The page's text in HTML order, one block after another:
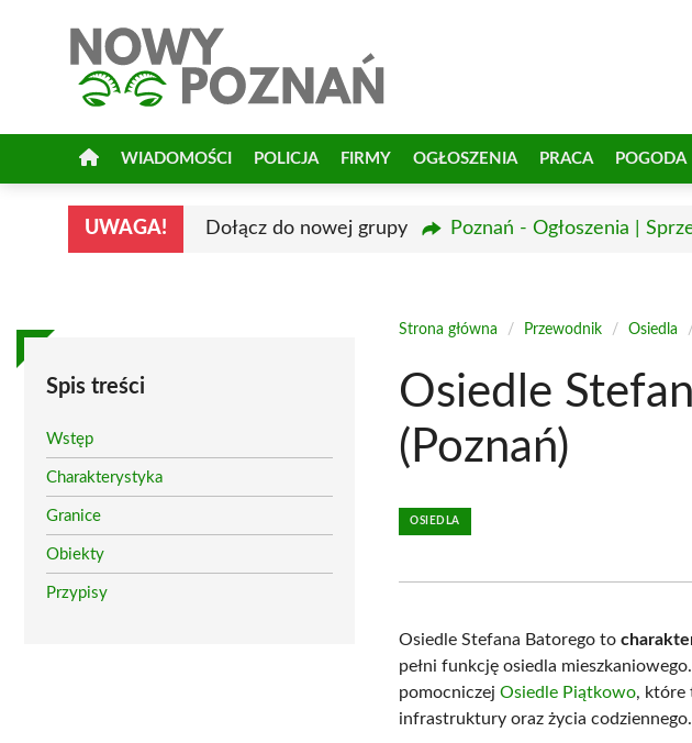
WIADOMOŚCI POLICJA FIRMY OGŁOSZENIA PRACA POGODA
UWAGA! Dołącz do nowej grupy Poznań - Ogłoszenia |
Spis treści
Wstęp
Charakterystyka
Granice
Obiekty
Przypisy
Strona główna / Przewodnik / Osiedla /
Osiedle
(Poznań)
OSIEDLA
Osiedle Stefana Batorego to
pełni funkcję osiedla
pomocniczejOsiedle Piątkowo, które
infrastruktury oraz życia codziennego.